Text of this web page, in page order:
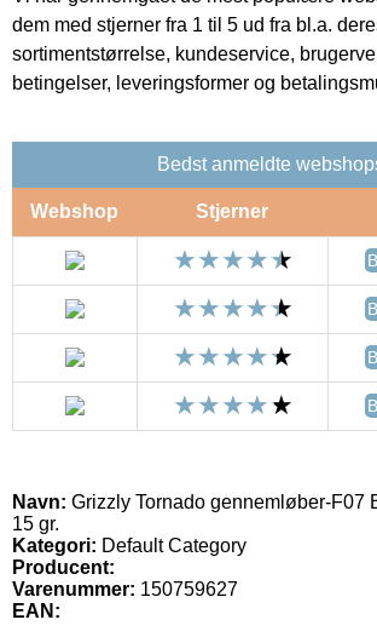
dem med stjerner fra 1 til 5 ud fra bl.a.
sortimentstørrelse, kundeservice,
betingelser, leveringsformer og
Bedst anmeldte
Webshop Stjerner
Navn: Grizzly Tornado gennemløber-F07
15 gr.
Kategori: Default Category
Producent:
Varenummer: 150759627
EAN: